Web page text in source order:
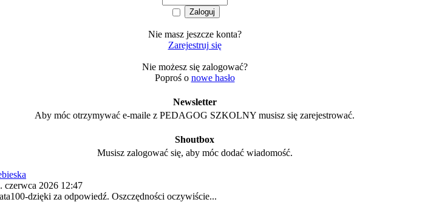
Nie masz jeszcze konta?
Zarejestruj się
Nie możesz się zalogować?
Poproś o nowe hasło
Newsletter
Aby móc otrzymywać e-maile z PEDAGOG SZKOLNY musisz się zarejestrować.
Shoutbox
Musisz zalogować się, aby móc dodać wiadomość.
czerwca 2026 12:47
dzięki za odpowiedź. Oszczędności oczywiście...